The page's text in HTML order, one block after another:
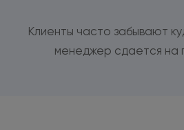
Клиенты часто забывают
менеджер сдается на